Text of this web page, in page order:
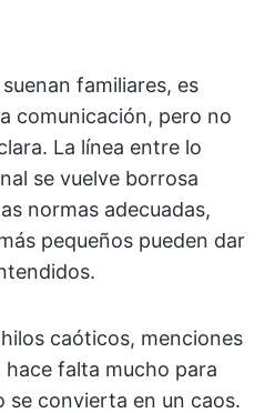
familiares, es
comunicación, pero no
La línea entre lo
se vuelve borrosa
normas adecuadas,
pequeños pueden dar
caóticos, menciones
hace falta mucho para
se convierta en un caos.